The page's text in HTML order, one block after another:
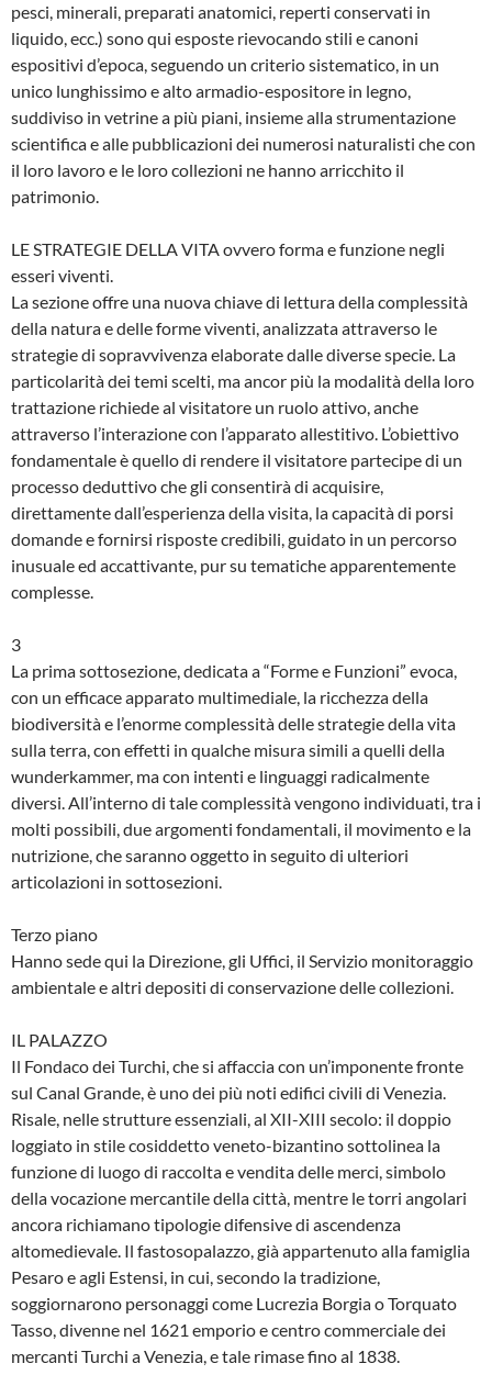
pesci, minerali, preparati anatomici, reperti conservati in
liquido, ecc.) sono qui esposte rievocando stili e canoni
espositivi d’epoca, seguendo un criterio sistematico, in un
unico lunghissimo e alto armadio-espositore in legno,
suddiviso in vetrine a più piani, insieme alla strumentazione
scientifica e alle pubblicazioni dei numerosi naturalisti che con
il loro lavoro e le loro collezioni ne hanno arricchito il
patrimonio.
LE STRATEGIE DELLA VITA ovvero forma e funzione negli
esseri viventi.
La sezione offre una nuova chiave di lettura della complessità
della natura e delle forme viventi, analizzata attraverso le
strategie di sopravvivenza elaborate dalle diverse specie. La
particolarità dei temi scelti, ma ancor più la modalità della loro
trattazione richiede al visitatore un ruolo attivo, anche
attraverso l’interazione con l’apparato allestitivo. L’obiettivo
fondamentale è quello di rendere il visitatore partecipe di un
processo deduttivo che gli consentirà di acquisire,
direttamente dall’esperienza della visita, la capacità di porsi
domande e fornirsi risposte credibili, guidato in un percorso
inusuale ed accattivante, pur su tematiche apparentemente
complesse.
3
La prima sottosezione, dedicata a “Forme e Funzioni” evoca,
con un efficace apparato multimediale, la ricchezza della
biodiversità e l’enorme complessità delle strategie della vita
sulla terra, con effetti in qualche misura simili a quelli della
wunderkammer, ma con intenti e linguaggi radicalmente
diversi. All’interno di tale complessità vengono individuati, tra i
molti possibili, due argomenti fondamentali, il movimento e la
nutrizione, che saranno oggetto in seguito di ulteriori
articolazioni in sottosezioni.
Terzo piano
Hanno sede qui la Direzione, gli Uffici, il Servizio monitoraggio
ambientale e altri depositi di conservazione delle collezioni.
IL PALAZZO
Il Fondaco dei Turchi, che si affaccia con un’imponente fronte
sul Canal Grande, è uno dei più noti edifici civili di Venezia.
Risale, nelle strutture essenziali, al XII-XIII secolo: il doppio
loggiato in stile cosiddetto veneto-bizantino sottolinea la
funzione di luogo di raccolta e vendita delle merci, simbolo
della vocazione mercantile della città, mentre le torri angolari
ancora richiamano tipologie difensive di ascendenza
altomedievale. Il fastosopalazzo, già appartenuto alla famiglia
Pesaro e agli Estensi, in cui, secondo la tradizione,
soggiornarono personaggi come Lucrezia Borgia o Torquato
Tasso, divenne nel 1621 emporio e centro commerciale dei
mercanti Turchi a Venezia, e tale rimase fino al 1838.